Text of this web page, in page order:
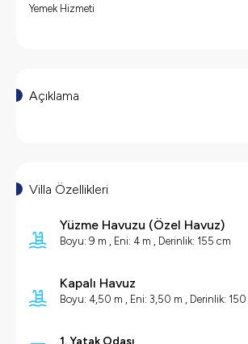
Yemek Hizmeti
Açıklama
Villa Özellikleri
Yüzme Havuzu (Özel Havuz)
Boyu: 9 m , Eni: 4 m , Derinlik: 155 cm
Kapalı Havuz
Boyu: 4,50 m , Eni: 3,50 m , Derinlik: